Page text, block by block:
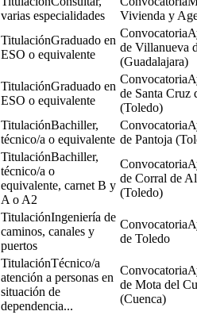
varias especialidades
Vivienda y
Graduado en
ESO o equivalente
de Villanueva
(Guadalajara)
Graduado en
ESO o equivalente
de Santa Cruz
(Toledo)
Bachiller,
técnico/a o equivalente de Pantoja
Bachiller,
técnico/a o
equivalente, carnet B y
A o A2
de Corral de
(Toledo)
Ingeniería de
caminos, canales y
puertos
de Toledo
Técnico/a
atención a personas en
situación de
dependencia...
de Mota del
(Cuenca)